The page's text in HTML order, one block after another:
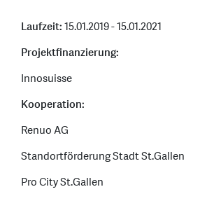
Laufzeit:15.01.2019 - 15.01.2021
Projektfinanzierung:
Innosuisse
Kooperation:
Renuo AG
Standortförderung Stadt St.Gallen
Pro City St.Gallen